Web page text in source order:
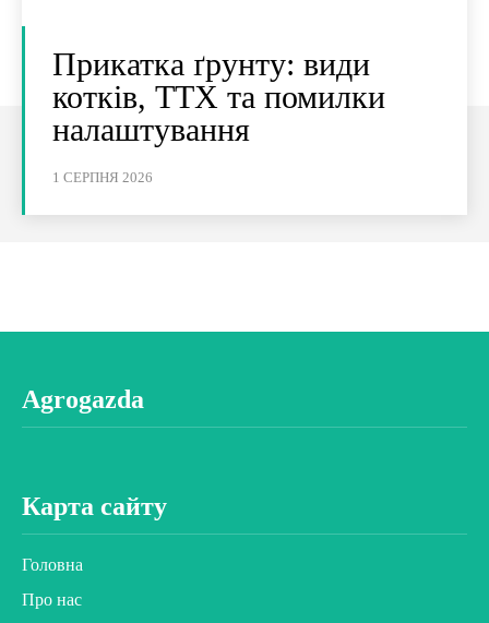
Прикатка ґрунту: види
котків, ТТХ та помилки
налаштування
1 СЕРПНЯ 2026
Agrogazda
Карта сайту
Головна
Про нас